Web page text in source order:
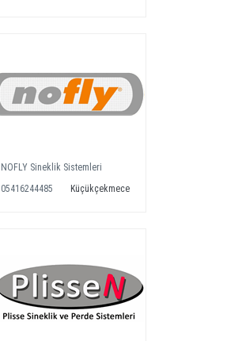
NOFLY Sineklik Sistemleri
05416244485
Küçükçekmece